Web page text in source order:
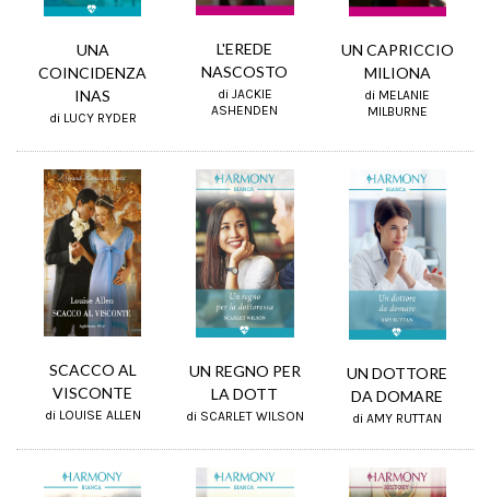
UNA
COINCIDENZA
INAS
di LUCY RYDER
L'EREDE
NASCOSTO
di JACKIE
ASHENDEN
UN CAPRICCIO
MILIONA
di MELANIE
MILBURNE
SCACCO AL
VISCONTE
di LOUISE ALLEN
UN REGNO PER
LA DOTT
di SCARLET WILSON
UN DOTTORE
DA DOMARE
di AMY RUTTAN